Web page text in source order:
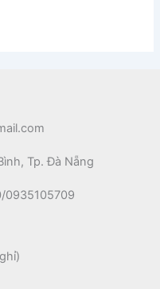
Tp. Đà Nẵng
0935105709